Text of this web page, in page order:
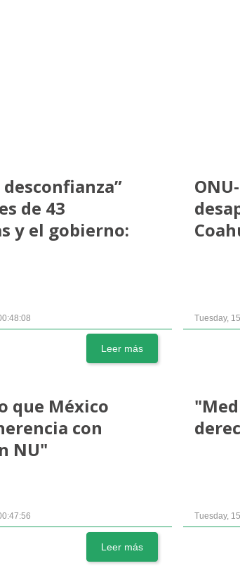
desconfianza”
de 43
y el gobierno:
Leer más
Tuesday,
que México
con
NU"
Leer más
Tuesday,